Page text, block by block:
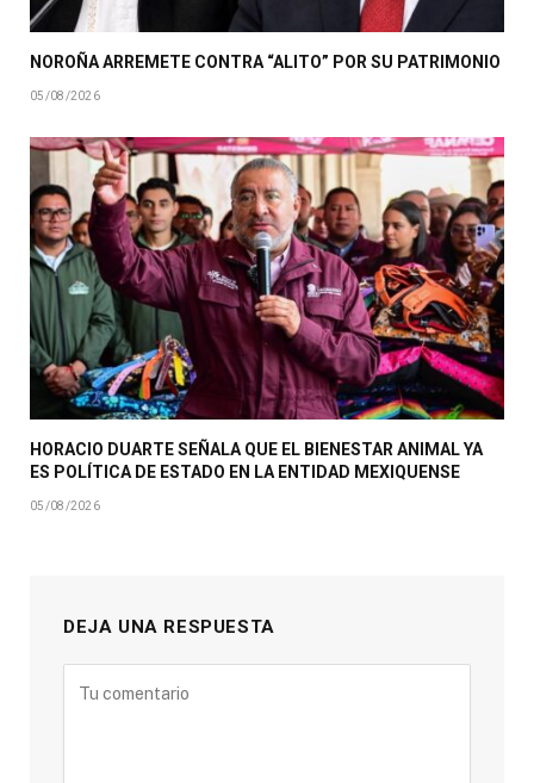
NOROÑA ARREMETE CONTRA “ALITO” POR SU PATRIMONIO
05/08/2026
HORACIO DUARTE SEÑALA QUE EL BIENESTAR ANIMAL YA
ES POLÍTICA DE ESTADO EN LA ENTIDAD MEXIQUENSE
05/08/2026
DEJA UNA RESPUESTA